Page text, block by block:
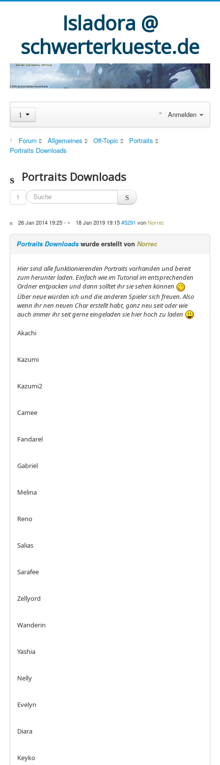
Isladora @
schwerterkueste.de
Anmelden
Forum Allgemeines Off-Topic
Portraits
Portraits Downloads
Portraits Downloads
1
26 Jan 2014 19:25- 18 Jan 2019 19:15#5291 vonNorrec
Portraits Downloads wurde erstellt von Norrec
Hier sind alle funktionierenden Portraits vorhanden und bereit
zum herunter laden. Einfach wie im Tutorial im entsprechenden
Ordner entpacken und dann solltet ihr sie sehen können
Über neue würden ich und die anderen Spieler sich freuen. Also
wenn ihr nen neuen Char erstellt habt, ganz neu seit oder wie
auch immer ihr seit gerne eingeladen sie hier hoch zu laden
Akachi
Kazumi
Kazumi2
Camee
Fandarel
Gabriel
Melina
Reno
Salias
Sarafee
Zellyord
Wanderin
Yashia
Nelly
Evelyn
Diara
Keyko